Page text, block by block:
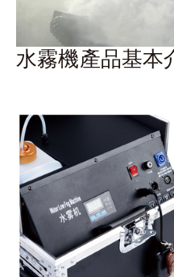
水霧機產品基本